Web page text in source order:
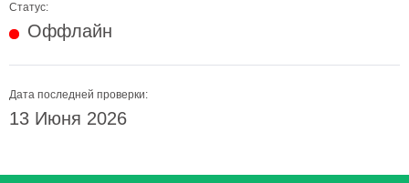
Статус:
Оффлайн
Дата последней проверки:
13 Июня 2026